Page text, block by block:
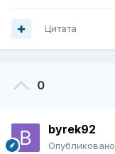
Цитата
0
byrek92
Опубликовано